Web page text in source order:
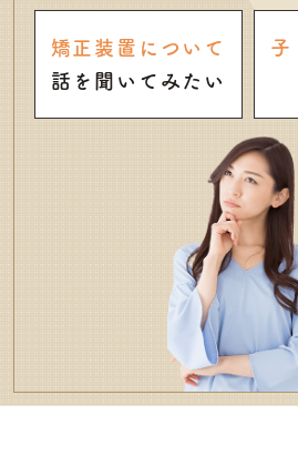
矯正装置について
話を聞いてみたい
子